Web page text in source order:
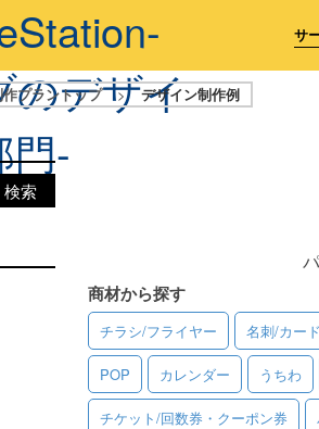
サ
プラントップ > デザイン制作例
商材から探す
チラシ/フライヤー 名刺/カー
POP カレンダー うちわ
チケット/回数券・クーポン券
検索